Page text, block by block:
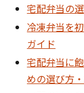
宅配弁当の
冷凍弁当を
ガイド
宅配弁当に
めの選び方